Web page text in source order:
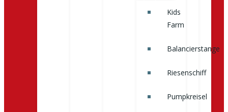
Kids
Farm
Balancierstange
Riesenschiff
Pumpkreisel